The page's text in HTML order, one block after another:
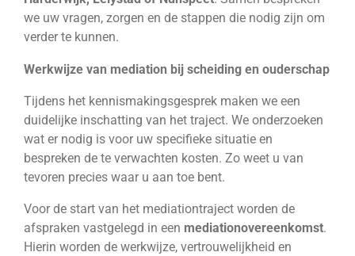
we uw vragen, zorgen en de stappen die nodig zijn om
verder te kunnen.
Werkwijze van mediation bij scheiding en ouderschap
Tijdens het kennismakingsgesprek maken we een
duidelijke inschatting van het traject. We onderzoeken
wat er nodig is voor uw specifieke situatie en
bespreken de te verwachten kosten. Zo weet u van
tevoren precies waar u aan toe bent.
Voor de start van het mediationtraject worden de
afspraken vastgelegd in een mediationovereenkomst.
Hierin worden de werkwijze, vertrouwelijkheid en